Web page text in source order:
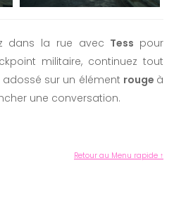
dans la rue avec Tess pour
militaire, continuez tout
sur un élément rouge à
une conversation.
Retour au Menu rapide ↑